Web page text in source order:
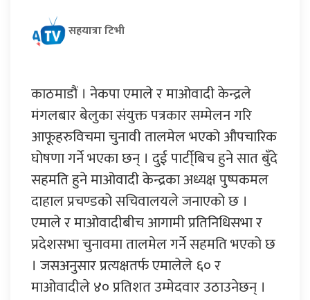
सहयात्रा टिभी
काठमाडौं । नेकपा एमाले र माओवादी केन्द्रले
मंगलबार बेलुका संयुक्त पत्रकार सम्मेलन गरि
आफूहरुविचमा चुनावी तालमेल भएको औपचारिक
घोषणा गर्ने भएका छन् । दुई पार्टी्बिच हुने सात बुँदे
सहमति हुने माओवादी केन्द्रका अध्यक्ष पुष्पकमल
दाहाल प्रचण्डको सचिवालयले जनाएको छ ।
एमाले र माओवादीबीच आगामी प्रतिनिधिसभा र
प्रदेशसभा चुनावमा तालमेल गर्ने सहमति भएको छ
। जसअनुसार प्रत्यक्षतर्फ एमालेले ६० र
माओवादीले ४० प्रतिशत उम्मेदवार उठाउनेछन् ।